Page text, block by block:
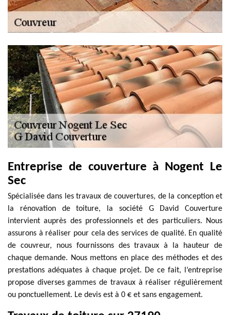
Entreprise de couverture à Nogent Le
Sec
Spécialisée dans les travaux de couvertures, de la conception et
la rénovation de toiture, la société G David Couverture
intervient auprès des professionnels et des particuliers. Nous
assurons à réaliser pour cela des services de qualité. En qualité
de couvreur, nous fournissons des travaux à la hauteur de
chaque demande. Nous mettons en place des méthodes et des
prestations adéquates à chaque projet. De ce fait, l’entreprise
propose diverses gammes de travaux à réaliser régulièrement
ou ponctuellement. Le devis est à 0 € et sans engagement.